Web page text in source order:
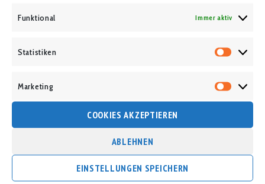
Funktional Immer aktiv
Statistiken
Marketing
COOKIES AKZEPTIEREN
ABLEHNEN
EINSTELLUNGEN SPEICHERN
RALF HAFEMANN
Facharzt für Chirurgie, Handchirurgie, Orthopädie,
KONTAKT
Marktstraße 27
Telefon: 051 05 – 16 52
Telefax: 051 05 – 18 10